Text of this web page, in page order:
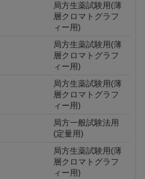
局方生薬試験用(薄
層クロマトグラフ
ィー用)
局方生薬試験用(薄
層クロマトグラフ
ィー用)
局方生薬試験用(薄
層クロマトグラフ
ィー用)
局方一般試験法用
(定量用)
局方生薬試験用(薄
層クロマトグラフ
ィー用)